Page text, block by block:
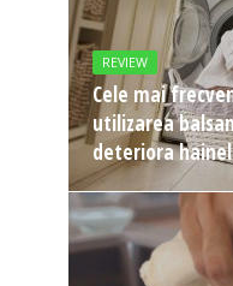
REVIEW
Cele mai
utilizarea
deteriora